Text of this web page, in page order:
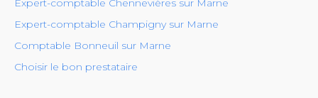
Expert-comptable Chennevières sur Marne
Expert-comptable Champigny sur Marne
Comptable Bonneuil sur Marne
Choisir le bon prestataire